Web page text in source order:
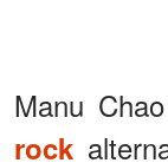
Manu Chao
rock